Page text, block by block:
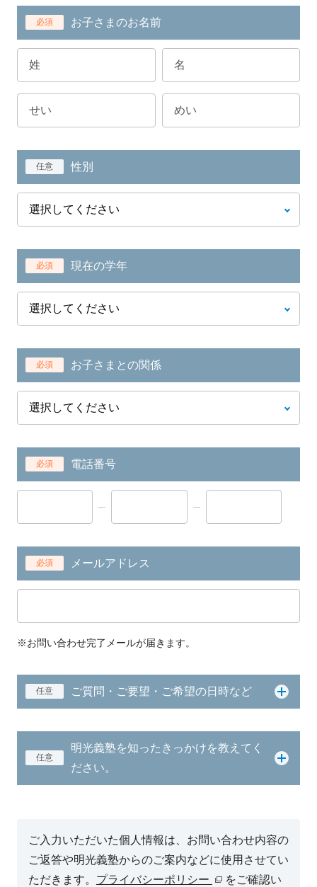
必須 お子さまのお名前
任意 性別
必須 現在の学年
必須 お子さまとの関係
必須 電話番号
必須 メールアドレス
※お問い合わせ完了メールが届きます。
任意 ご質問・ご要望・ご希望の日時など
任意
明光義塾を知ったきっかけを教えてく
ださい。
ご入力いただいた個人情報は、お問い合わせ内容の
ご返答や明光義塾からのご案内などに使用させてい
ただきます。 プライバシーポリシー をご確認い